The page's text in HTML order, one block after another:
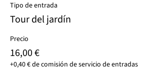
Tipo de entrada
Tour del jardín
Precio
16,00 €
+0,40 € de comisión de servicio de entradas